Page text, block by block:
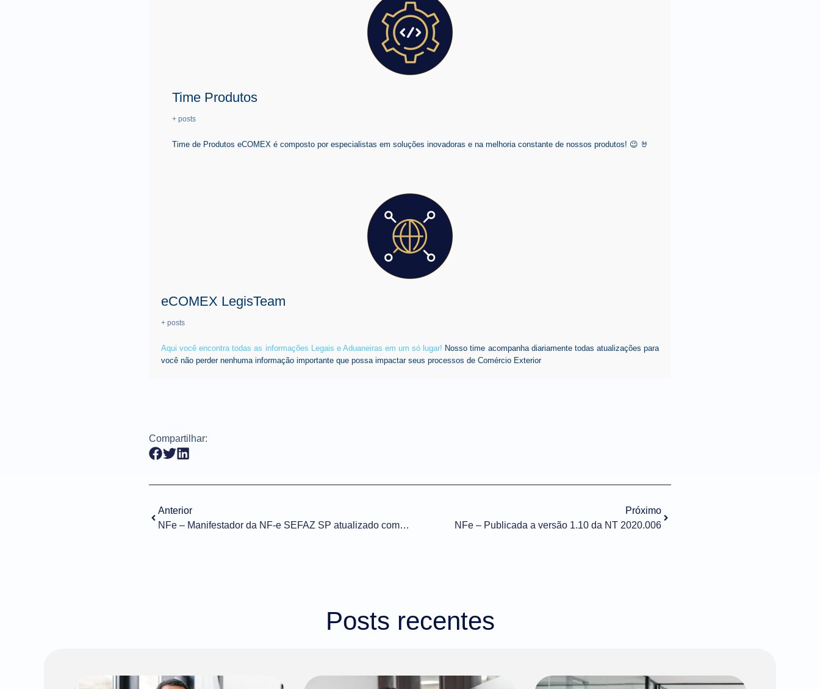
Time Produtos
+ posts
Time de Produtos eCOMEX é composto por especialistas em soluções inovadoras e na melhoria constante de nossos produtos! 😉 🤘
eCOMEX LegisTeam
+ posts
Aqui você encontra todas as informações Legais e Aduaneiras em um só lugar! Nosso time acompanha diariamente todas atualizações para
você não perder nenhuma informação importante que possa impactar seus processos de Comércio Exterior
Compartilhar:
Anterior
NFe – Manifestador da NF-e SEFAZ SP atualizado com a nova cadeia de certificado
Próximo
NFe – Publicada a versão 1.10 da NT 2020.006
Posts recentes